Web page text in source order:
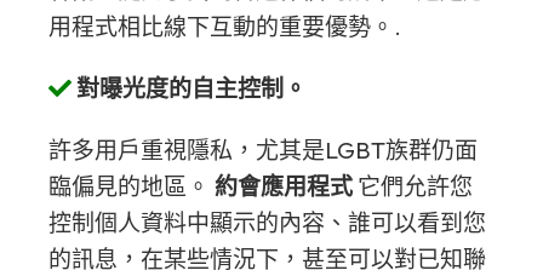
用程式相比線下互動的重要優勢。.
對曝光度的自主控制。
許多用戶重視隱私，尤其是LGBT族群仍面
臨偏見的地區。約會應用程式 它們允許您
控制個人資料中顯示的內容、誰可以看到您
的訊息，在某些情況下，甚至可以對已知聯